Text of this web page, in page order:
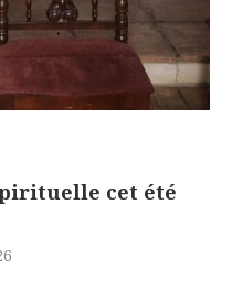
cet été